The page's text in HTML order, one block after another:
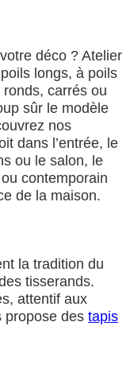
déco ? Atelier
longs, à poils
carrés ou
sûr le modèle
nos
dans l’entrée, le
ou le salon, le
ou contemporain
de la maison.
la tradition du
tisserands.
attentif aux
propose des tapis